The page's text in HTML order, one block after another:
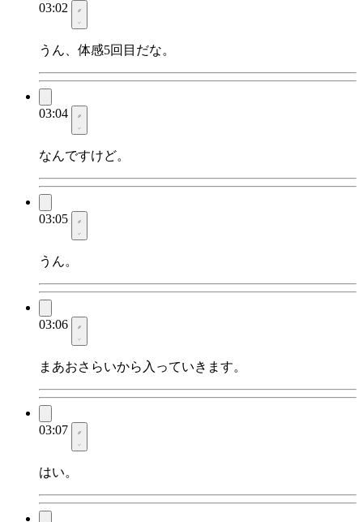
03:02
うん、体感5回目だな。
03:04
なんですけど。
03:05
うん。
03:06
まあおさらいから入っていきます。
03:07
はい。